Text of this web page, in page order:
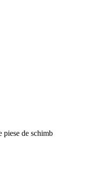
piese de schimb